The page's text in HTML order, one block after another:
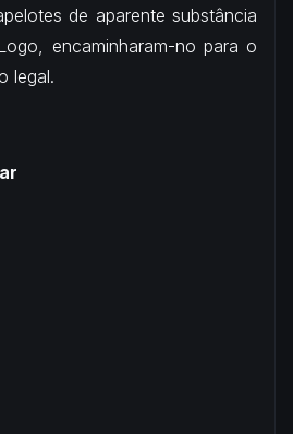
de aparente substância
encaminharam-no para o
legal.